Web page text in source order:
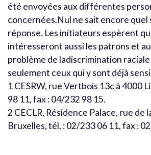
été envoyées aux différentes
concernées.Nul ne sait encore quel
réponse. Les initiateurs espèrent
intéresseront aussi les patrons et
problème de ladiscrimination raciale
seulement ceux qui y sont déjà
1 CESRW, rue Vertbois 13c à 4000
98 11, fax : 04/232 98 15.
2 CECLR, Résidence Palace, rue de
Bruxelles, tél. : 02/233 06 11, fax :